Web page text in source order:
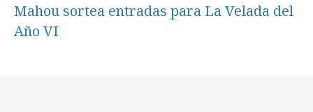
Mahou sortea entradas para La Velada del
Año VI